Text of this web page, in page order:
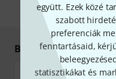
együtt. Ezek közé
szabott
preferenciák
fenntartásaid,
statisztikákat és
*
Biztonságos